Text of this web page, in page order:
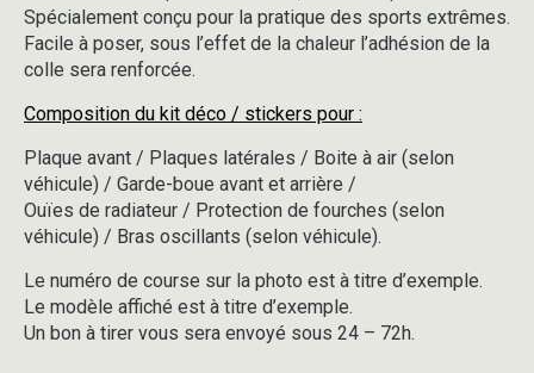
-
EL
DIABLO
Spécialement conçu pour la pratique des sports extrêmes.
Facile à poser, sous l’effet de la chaleur l’adhésion de la
colle sera renforcée.
Composition du kit déco / stickers pour :
Plaque avant / Plaques latérales / Boite à air (selon
véhicule) / Garde-boue avant et arrière /
Ouïes de radiateur / Protection de fourches (selon
véhicule) / Bras oscillants (selon véhicule).
Le numéro de course sur la photo est à titre d’exemple.
Le modèle affiché est à titre d’exemple.
Un bon à tirer vous sera envoyé sous 24 – 72h.